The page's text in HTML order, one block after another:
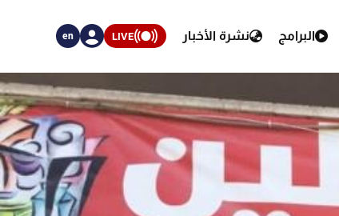
البرامج نشرة الأخبار LIVE
en